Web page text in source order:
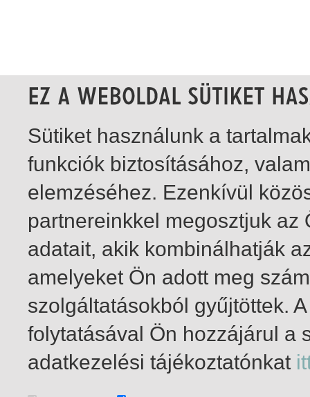
1-12 / total 12 hit
Sütiket használunk a
funkciók biztosításához,
elemzéséhez. Ezenkívül
partnereinkkel megosztjuk
adatait, akik kombinálhatják
amelyeket Ön adott meg
szolgáltatásokból gyűjtöttek.
folytatásával Ön hozzájárul a
adatkezelési tájékoztatónkat